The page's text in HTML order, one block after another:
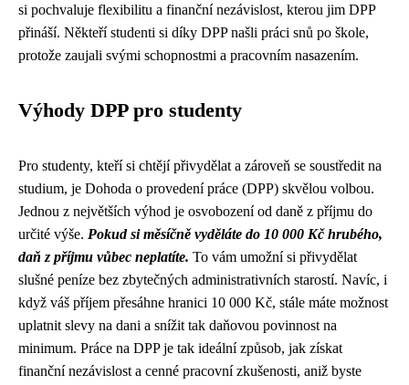
si pochvaluje flexibilitu a finanční nezávislost, kterou jim DPP
přináší. Někteří studenti si díky DPP našli práci snů po škole,
protože zaujali svými schopnostmi a pracovním nasazením.
Výhody DPP pro studenty
Pro studenty, kteří si chtějí přivydělat a zároveň se soustředit na
studium, je Dohoda o provedení práce (DPP) skvělou volbou.
Jednou z největších výhod je osvobození od daně z příjmu do
určité výše. Pokud si měsíčně vyděláte do 10 000 Kč hrubého,
daň z příjmu vůbec neplatíte. To vám umožní si přivydělat
slušné peníze bez zbytečných administrativních starostí. Navíc, i
když váš příjem přesáhne hranici 10 000 Kč, stále máte možnost
uplatnit slevy na dani a snížit tak daňovou povinnost na
minimum. Práce na DPP je tak ideální způsob, jak získat
finanční nezávislost a cenné pracovní zkušenosti, aniž byste